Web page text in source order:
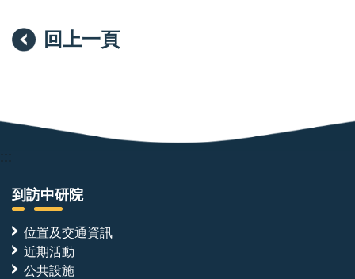
研
究
回上一頁
:::
到訪中研院
位置及交通資訊
近期活動
公共設施